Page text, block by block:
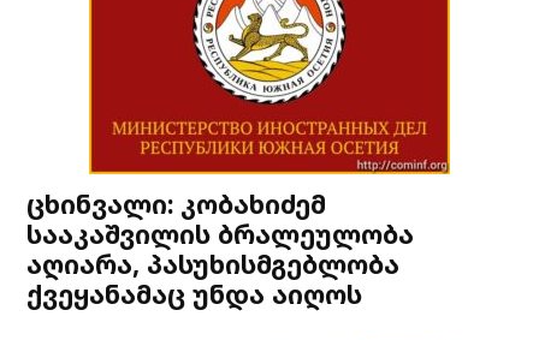
ცხინვალი: კობახიძემ
სააკაშვილის ბრალეულობა
აღიარა, პასუხისმგებლობა
ქვეყანამაც უნდა აიღოს